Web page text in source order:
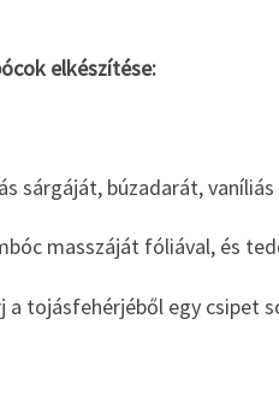
elkészítése:
sárgáját, búzadarát,
masszáját fóliával, és
a tojásfehérjéből egy csipet